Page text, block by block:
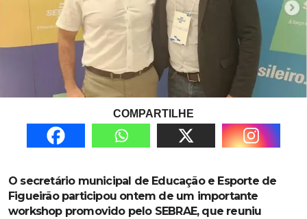
COMPARTILHE
O secretário municipal de Educação e Esporte de
Figueirão participou ontem de um importante
workshop promovido pelo SEBRAE, que reuniu